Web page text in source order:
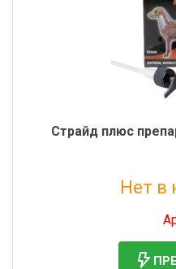
Страйд плюс
Нет в